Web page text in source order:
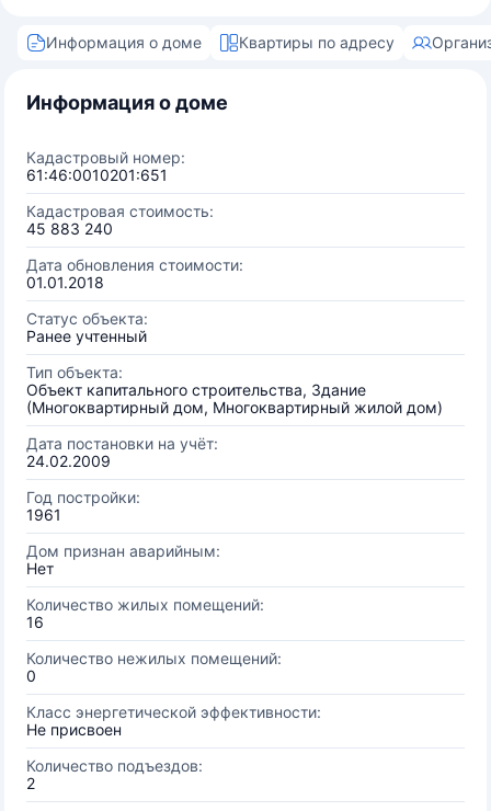
Информация о доме Квартиры по адресу
Информация о доме
Кадастровый номер:
61:46:0010201:651
Кадастровая стоимость:
45 883 240
Дата обновления стоимости:
01.01.2018
Статус объекта:
Ранее учтенный
Тип объекта:
Объект капитального строительства, Здание
(Многоквартирный дом, Многоквартирный жилой дом)
Дата постановки на учёт:
24.02.2009
Год постройки:
1961
Дом признан аварийным:
Нет
Количество жилых помещений:
16
Количество нежилых помещений:
0
Класс энергетической эффективности:
Не присвоен
Количество подъездов:
2